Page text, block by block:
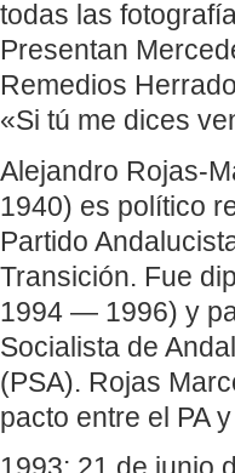
todas las
Presentan
Remedios
«Si tú me dices
Alejandro Rojas-
1940) es político
Partido
Transición. Fue
1994 — 1996) y
Socialista de
(PSA). Rojas
pacto entre el PA